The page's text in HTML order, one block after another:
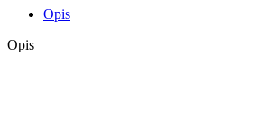
Opis
Opis